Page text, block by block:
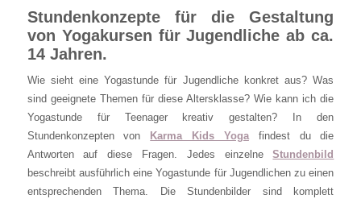
Stundenkonzepte für die Gestaltung
von Yogakursen für Jugendliche ab ca.
14 Jahren.
Wie sieht eine Yogastunde für Jugendliche konkret aus? Was
sind geeignete Themen für diese Altersklasse? Wie kann ich die
Yogastunde für Teenager kreativ gestalten? In den
Stundenkonzepten von
Karma Kids Yogafindest du die
Antworten auf diese Fragen. Jedes einzelneStundenbild
beschreibt ausführlich eine Yogastunde für Jugendlichen zu einen
entsprechenden Thema. Die Stundenbilder sind komplett